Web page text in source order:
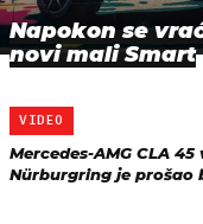
Napokon se
novi mali Smart
VIDEO
Mercedes-AMG CLA
Nürburgring je prošao